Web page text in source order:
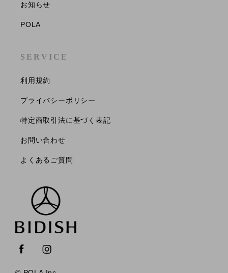
お知らせ
POLA
SERVICE
利用規約
プライバシーポリシー
特定商取引法に基づく表記
お問い合わせ
よくあるご質問